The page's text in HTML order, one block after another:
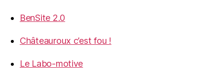
BenSite 2.0
Châteauroux c’est fou !
Le Labo-motive